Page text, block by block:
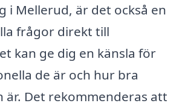
i Mellerud, är det också en
frågor direkt till
kan ge dig en känsla för
de är och hur bra
är. Det rekommenderas att